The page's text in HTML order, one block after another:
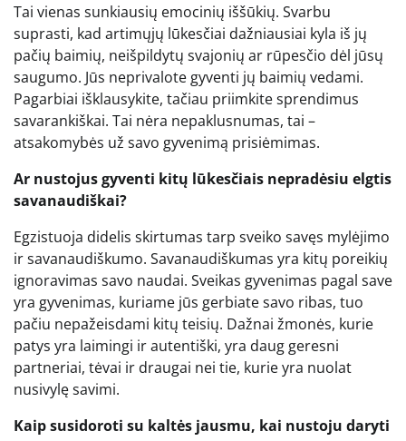
Tai vienas sunkiausių emocinių iššūkių. Svarbu
suprasti, kad artimųjų lūkesčiai dažniausiai kyla iš jų
pačių baimių, neišpildytų svajonių ar rūpesčio dėl jūsų
saugumo. Jūs neprivalote gyventi jų baimių vedami.
Pagarbiai išklausykite, tačiau priimkite sprendimus
savarankiškai. Tai nėra nepaklusnumas, tai –
atsakomybės už savo gyvenimą prisiėmimas.
Ar nustojus gyventi kitų lūkesčiais nepradėsiu elgtis
savanaudiškai?
Egzistuoja didelis skirtumas tarp sveiko savęs mylėjimo
ir savanaudiškumo. Savanaudiškumas yra kitų poreikių
ignoravimas savo naudai. Sveikas gyvenimas pagal save
yra gyvenimas, kuriame jūs gerbiate savo ribas, tuo
pačiu nepažeisdami kitų teisių. Dažnai žmonės, kurie
patys yra laimingi ir autentiški, yra daug geresni
partneriai, tėvai ir draugai nei tie, kurie yra nuolat
nusivylę savimi.
Kaip susidoroti su kaltės jausmu, kai nustoju daryti